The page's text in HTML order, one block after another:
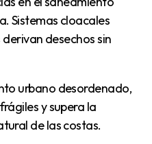
Sistemas cloacales
desechos sin
y supera la
de las costas.